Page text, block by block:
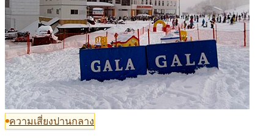
ความเสี่ยงปานกลาง